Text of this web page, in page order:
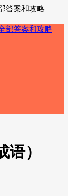
答案和攻略
）